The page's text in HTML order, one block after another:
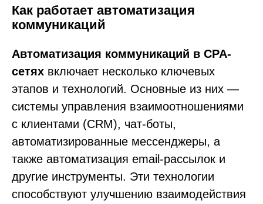
Как работает автоматизация
коммуникаций
Автоматизация коммуникаций в CPA-
сетях включает несколько ключевых
этапов и технологий. Основные из них —
системы управления взаимоотношениями
с клиентами (CRM), чат-боты,
автоматизированные мессенджеры, а
также автоматизация email-рассылок и
другие инструменты. Эти технологии
способствуют улучшению взаимодействия